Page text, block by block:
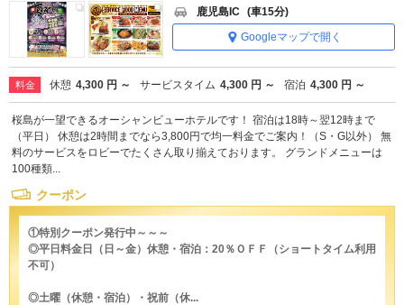
鹿児島IC (車15分)
Googleマップで開く
料金 休憩 4,300 円 ～ サービスタイム 4,300 円 ～ 宿泊 4,300 円 ～
桜島が一望できるオーシャンビューホテルです！ 宿泊は18時～翌12時まで
（平日） 休憩は2時間までなら3,800円で均一料金でご案内！（S・G以外） 無
料のサービスをロビーでたくさん取り揃えております。 グランドメニューは
100種類...
クーポン
①特別クーポン発行中～～～
◎平日料金日（日～金）休憩・宿泊：20％ＯＦＦ（ショートタイム利用
不可）
◎土曜（休憩・宿泊）・祝前（休...